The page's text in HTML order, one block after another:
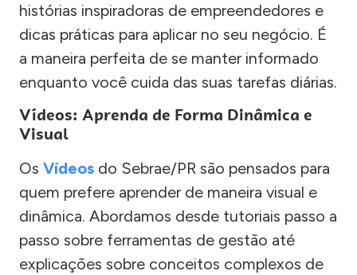
histórias inspiradoras de empreendedores e
dicas práticas para aplicar no seu negócio. É
a maneira perfeita de se manter informado
enquanto você cuida das suas tarefas diárias.
Vídeos: Aprenda de Forma Dinâmica e
Visual
Os Vídeos do Sebrae/PR são pensados para
quem prefere aprender de maneira visual e
dinâmica. Abordamos desde tutoriais passo a
passo sobre ferramentas de gestão até
explicações sobre conceitos complexos de